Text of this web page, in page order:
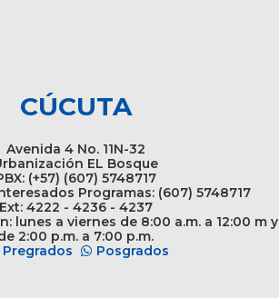
CÚCUTA
Avenida 4 No. 11N-32
EL Bosque
(+57) (607) 5748717
Programas: (607) 5748717
Ext: 4222 - 4236 - 4237
lunes a viernes de 8:00 a.m. a 12:00 m y
2:00 p.m. a 7:00 p.m.
Pregrados
Posgrados